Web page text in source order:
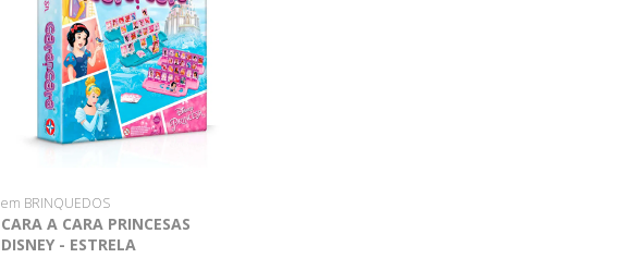
em BRINQUEDOS
CARA A CARA PRINCESAS
DISNEY - ESTRELA